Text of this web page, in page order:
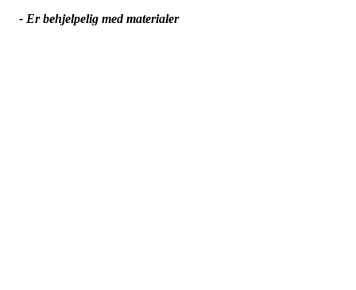
- Er behjelpelig med materialer